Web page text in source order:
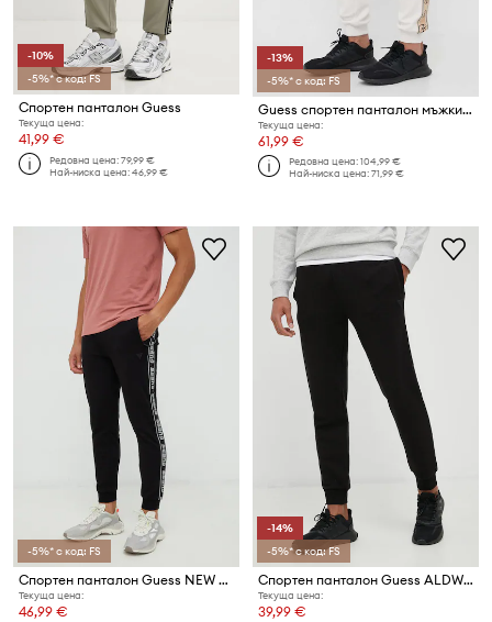
-10%
-5%* с код: FS
Спортен панталон Guess
Текуща цена:
41,99 €
Редовна цена:79,99 €
Най-ниска цена:46,99 €
-13%
-5%* с код: FS
Guess спортен панталон мъжки с памук MICKEY
Текуща цена:
61,99 €
Редовна цена:104,99 €
Най-ниска цена:71,99 €
-5%* с код: FS
Спортен панталон Guess NEW ARLO
Текуща цена:
46,99 €
-14%
-5%* с код: FS
Спортен панталон Guess ALDWIN
Текуща цена:
39,99 €